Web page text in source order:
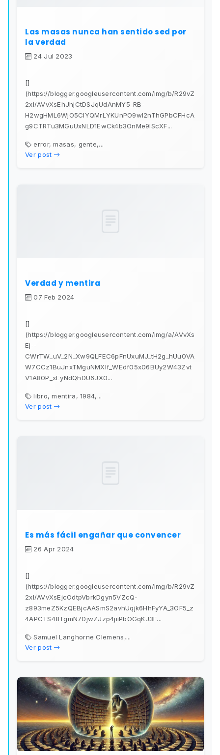
Las masas nunca han sentido sed por
la verdad
24 Jul 2023
[]
(https://blogger.googleusercontent.com/img/b/R29vZ
2xl/AVvXsEhJhjCtDSJqUdAnMY5_RB-
H2wgHML6WjO5CIYQMrLYKUnPO9wI2nThGPbCFHcA
g9CTRTu3MGuUxNLD1EwCk4b3OnMe9IScXF...
error, masas, gente,...
Ver post
Verdad y mentira
07 Feb 2024
[]
(https://blogger.googleusercontent.com/img/a/AVvXs
Ej--
CWrTW_uV_2N_Xw9QLFEC6pFnUxuMJ_tH2g_hUu0VA
W7CCz1BuJnxTMguNMXlf_WEdf05x06BUy2W43Zvt
V1A80P_xEyNdQh0U6JX0...
libro, mentira, 1984,...
Ver post
Es más fácil engañar que convencer
26 Apr 2024
[]
(https://blogger.googleusercontent.com/img/b/R29vZ
2xl/AVvXsEjcOdtpVbrkDgyn5VZcQ-
z893meZ5KzQEBjcAASmS2avhUqjk6HhFyYA_3OF5_z
4APCTS48TgmN70jwZJzp4jiiPbOGqKJ3F...
Samuel Langhorne Clemens,...
Ver post